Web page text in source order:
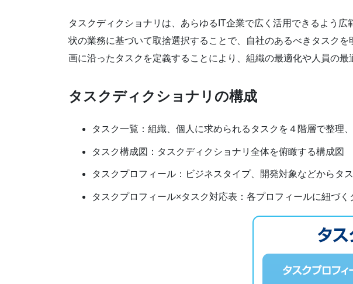
タスクディクショナリは、あらゆるIT企業で広く活用できるよう
状の業務に基づいて取捨選択することで、自社のあるべきタスク
画に沿ったタスクを定義することにより、組織の最適化や人員の
タスクディクショナリの構成
タスク一覧：組織、個人に求められるタスクを４階層で整理
タスク構成図：タスクディクショナリ全体を俯瞰する構成図
タスクプロフィール：ビジネスタイプ、開発対象などからタ
タスクプロフィール×タスク対応表：各プロフィールに紐づ